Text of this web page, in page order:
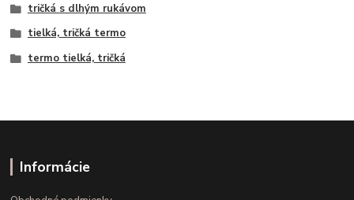
tričká s dlhým rukávom
tielká, tričká termo
termo tielká, tričká
Informácie